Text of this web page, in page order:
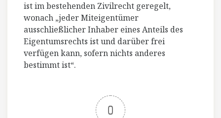
ist im bestehenden Zivilrecht geregelt,
wonach „jeder Miteigentümer
ausschließlicher Inhaber eines Anteils des
Eigentumsrechts ist und darüber frei
verfügen kann, sofern nichts anderes
bestimmt ist“.
0